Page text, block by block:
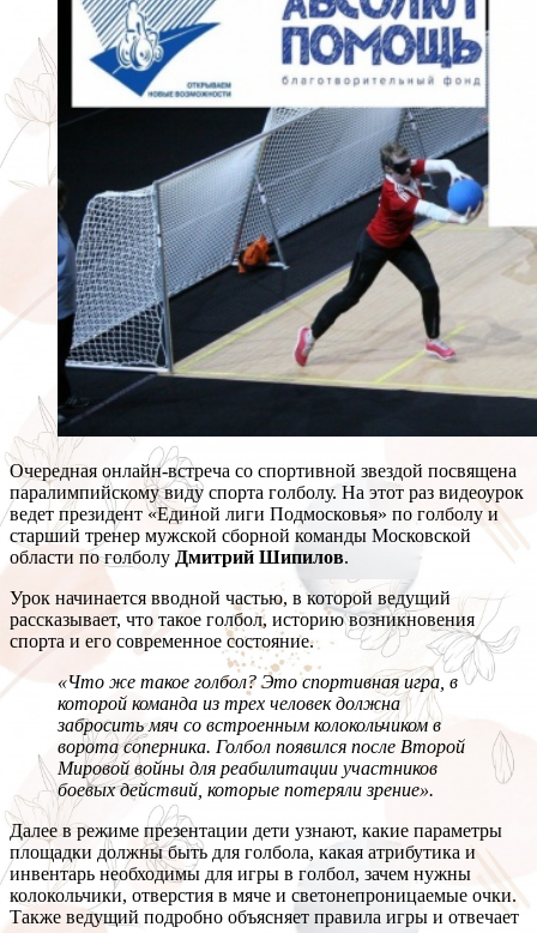
Очередная онлайн-встреча со спортивной звездой посвящена
паралимпийскому виду спорта голболу. На этот раз видеоурок
ведет президент «Единой лиги Подмосковья» по голболу и
старший тренер мужской сборной команды Московской
области по голболу Дмитрий Шипилов.
Урок начинается вводной частью, в которой ведущий
рассказывает, что такое голбол, историю возникновения
спорта и его современное состояние.
«Что же такое голбол? Это спортивная игра, в
которой команда из трех человек должна
забросить мяч со встроенным колокольчиком в
ворота соперника. Голбол появился после Второй
Мировой войны для реабилитации участников
боевых действий, которые потеряли зрение».
Далее в режиме презентации дети узнают, какие параметры
площадки должны быть для голбола, какая атрибутика и
инвентарь необходимы для игры в голбол, зачем нужны
колокольчики, отверстия в мяче и светонепроницаемые очки.
Также ведущий подробно объясняет правила игры и отвечает